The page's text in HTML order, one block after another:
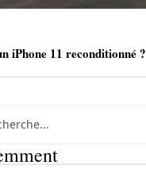
iPhone 11 reconditionné ?